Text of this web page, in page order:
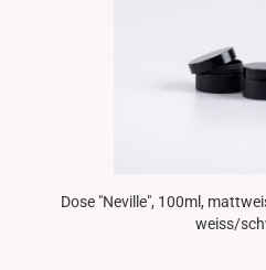
Dose "Neville", 100ml,
weiss/